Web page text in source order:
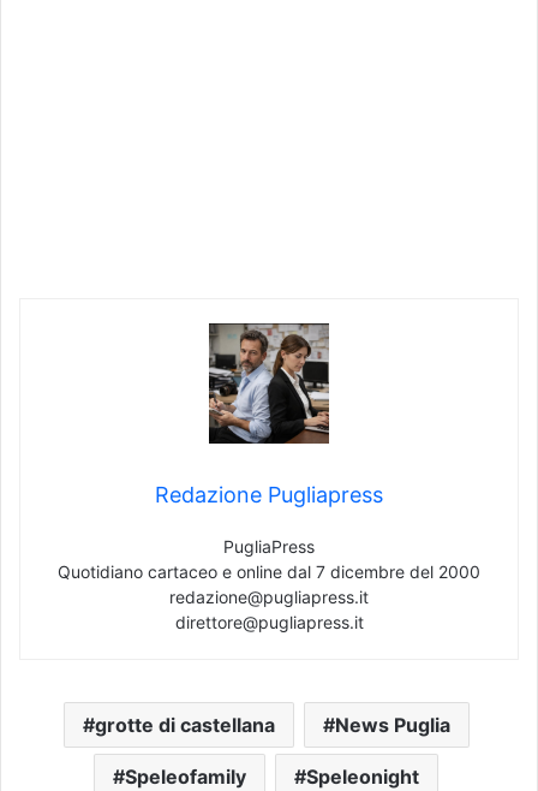
Redazione Pugliapress
PugliaPress
Quotidiano cartaceo e online dal 7 dicembre del 2000
redazione@pugliapress.it
direttore@pugliapress.it
grotte di castellana News Puglia
Speleofamily Speleonight